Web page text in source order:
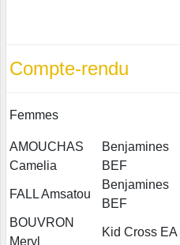
Compte-rendu
Femmes
AMOUCHAS
Camelia
Benjamines
BEF
FALL Amsatou
Benjamines
BEF
BOUVRON
Meryl
Kid Cross EA